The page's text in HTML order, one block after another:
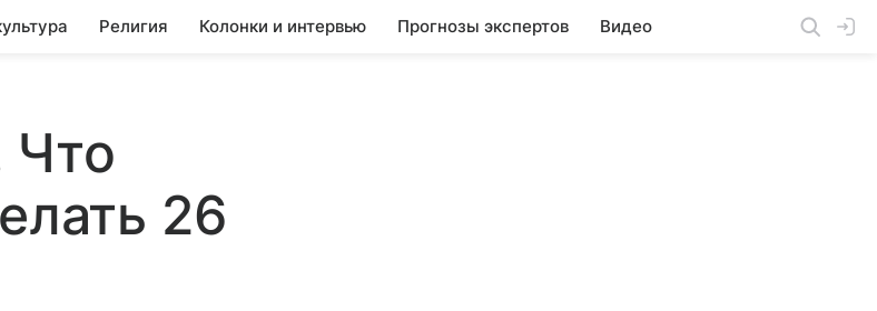
Религия Колонки и интервью Прогнозы экспертов Видео
Что
26